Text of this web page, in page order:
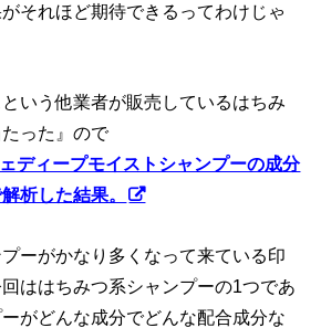
それほど期待できるってわけじゃ
いう他業者が販売しているはちみ
った』ので
ディープモイストシャンプーの成分
析した結果。
ーがかなり多くなって来ている印
ははちみつ系シャンプーの1つであ
がどんな成分でどんな配合成分な